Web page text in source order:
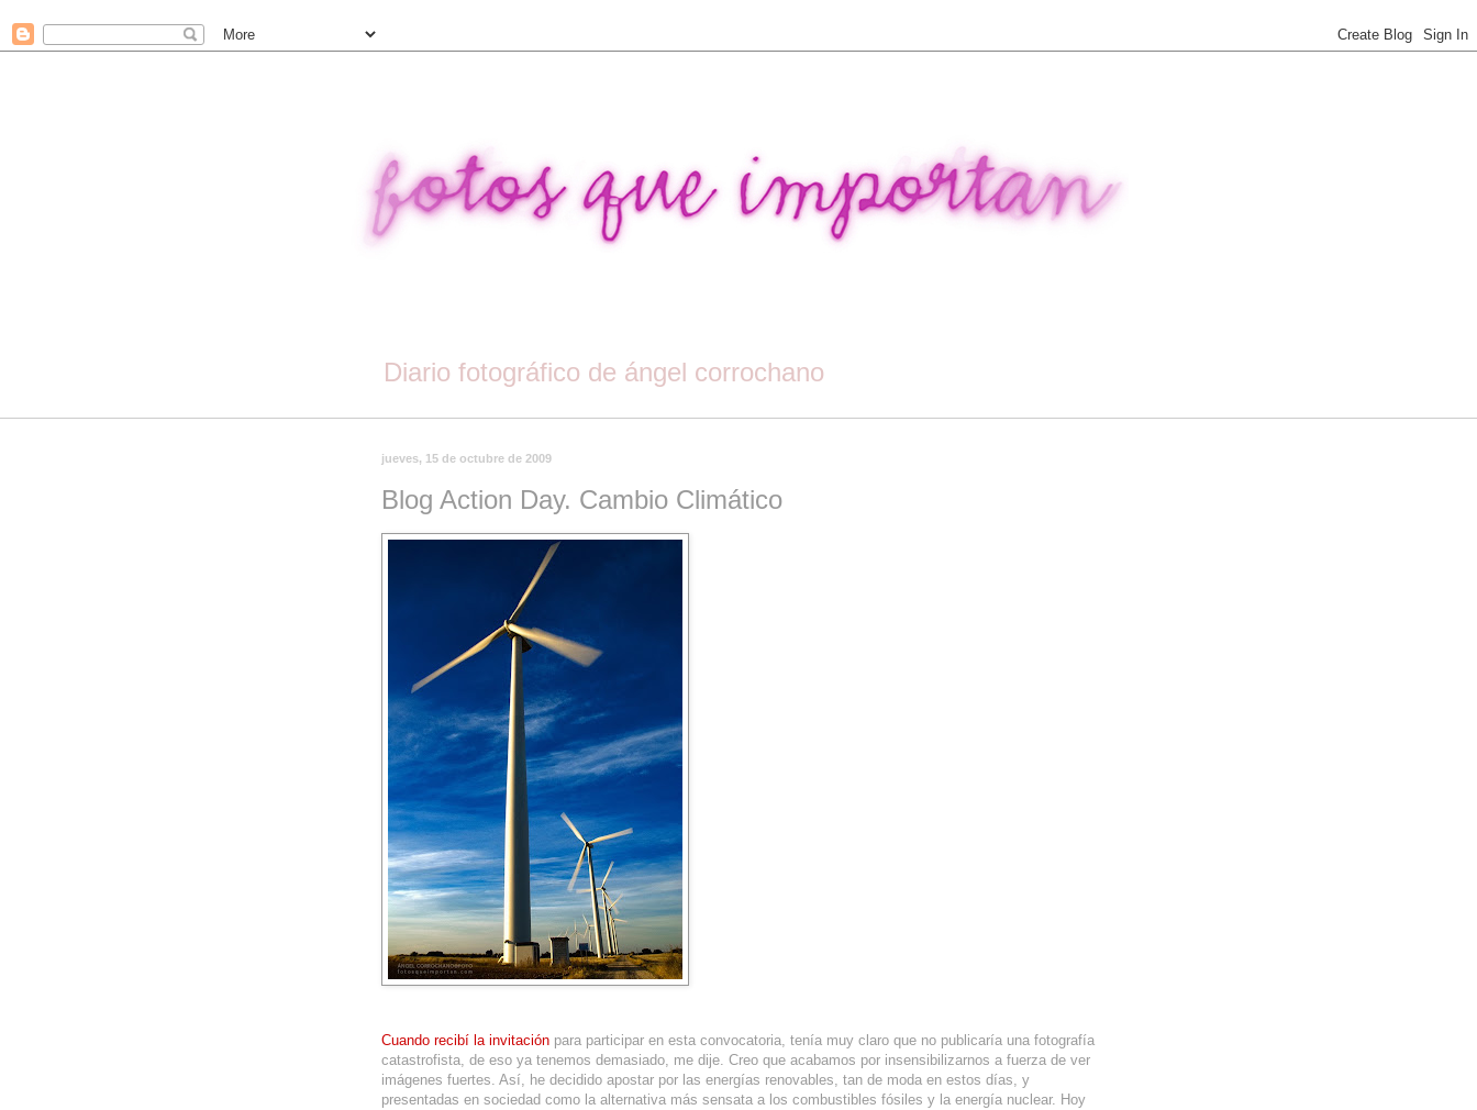
Diario fotográfico de ángel corrochano
jueves, 15 de octubre de 2009
Blog Action Day. Cambio Climático
Cuando recibí la invitación para participar en esta convocatoria, tenía muy claro que no publicaría una fotografía
catastrofista, de eso ya tenemos demasiado, me dije. Creo que acabamos por insensibilizarnos a fuerza de ver
imágenes fuertes. Así, he decidido apostar por las energías renovables, tan de moda en estos días, y
presentadas en sociedad como la alternativa más sensata a los combustibles fósiles y la energía nuclear. Hoy